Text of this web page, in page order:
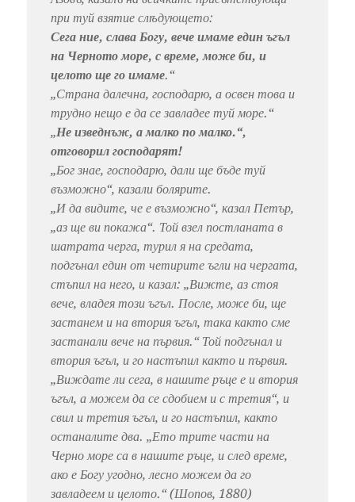
при туй взятие слѣдующето:
Сега ние, слава Богу, вече имаме един ъгъл
на Черното море, с време, може би, и
целото ще го имаме.“
„Страна далечна, господарю, а освен това и
трудно нещо е да се завладее туй море.“
„Не изведнъж, а малко по малко.“,
отговорил господарят!
„Бог знае, господарю, дали ще бъде туй
възможно“, казали болярите.
„И да видите, че е възможно“, казал Петър,
„аз ще ви покажа“. Той взел постланата в
шатрата черга, турил я на средата,
подгънал един от четирите ъгли на чергата,
стъпил на него, и казал: „Вижте, аз стоя
вече, владея този ъгъл. После, може би, ще
застанем и на втория ъгъл, така както сме
застанали вече на първия.“ Той подгънал и
втория ъгъл, и го настъпил както и първия.
„Виждате ли сега, в нашите ръце е и втория
ъгъл, а можем да се сдобием и с третия“, и
свил и третия ъгъл, и го настъпил, както
останалите два. „Ето трите части на
Черно море са в нашите ръце, и след време,
ако е Богу угодно, лесно можем да го
завладеем и целото.“ (Шопов, 1880)